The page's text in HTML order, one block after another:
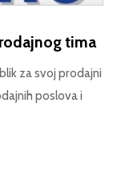
tima
za svoj prodajni
poslova i